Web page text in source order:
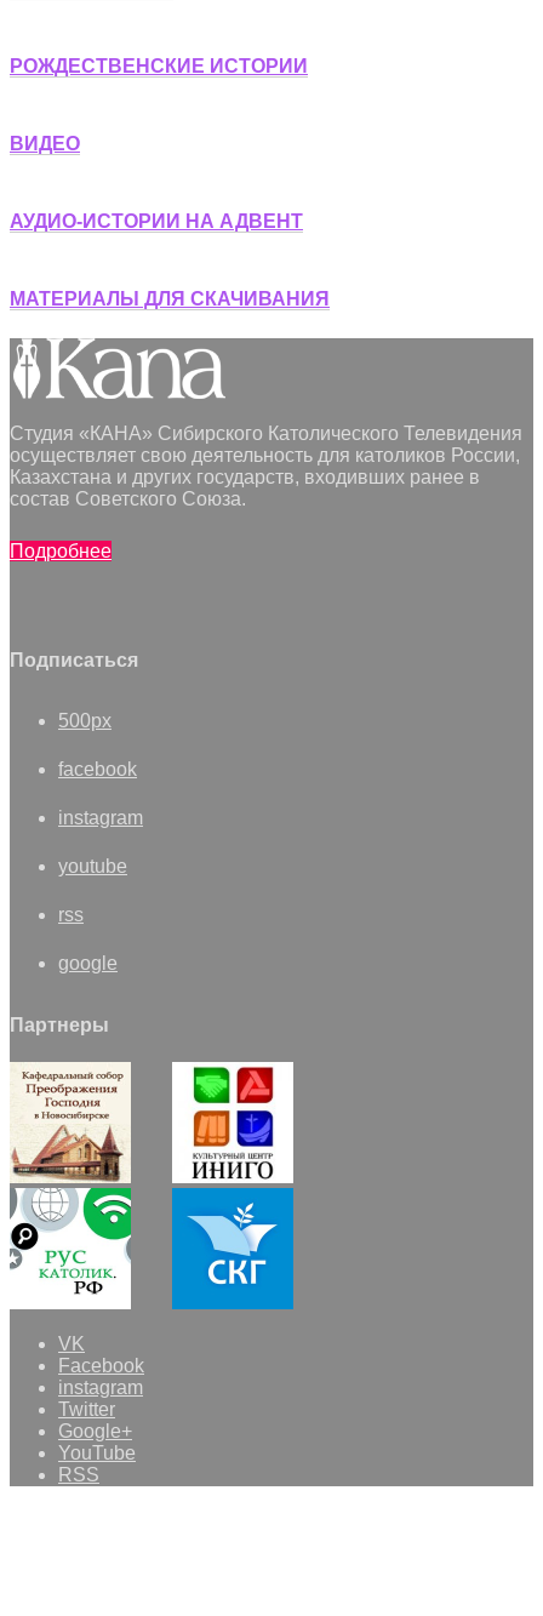
РОЖДЕСТВЕНСКИЕ ИСТОРИИ
ВИДЕО
АУДИО-ИСТОРИИ НА АДВЕНТ
МАТЕРИАЛЫ ДЛЯ СКАЧИВАНИЯ
Студия «КАНА» Сибирского Католического Телевидения
осуществляет свою деятельность для католиков России,
Казахстана и других государств, входивших ранее в
состав Советского Союза.
Подробнее
Подписаться
500px
facebook
instagram
youtube
rss
google
Партнеры
VK
Facebook
instagram
Twitter
Google+
YouTube
RSS